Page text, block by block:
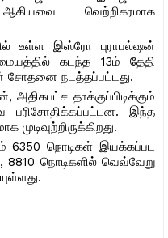
வெற்றிகரமாக
உள்ள இஸ்ரோ புராபல்ஷன்
கடந்த 13ம் தேதி
சோதனை நடத்தப்பட்டது.
தாக்குப்பிடிக்கும்
பரிசோதிக்கப்பட்டன. இந்த
6350 நொடிகள் இயக்கப்பட
நொடிகளில் வெவ்வேறு